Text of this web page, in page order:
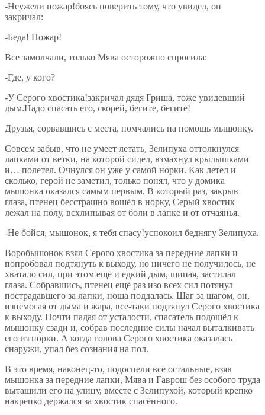
-Неужели пожар!боясь поверить тому, что увидел, он
закричал:
-Беда! Пожар!
Все замолчали, только Мява осторожно спросила:
-Где, у кого?
-У Серого хвостика!закричал дядя Гриша, тоже увидевший
дым.Надо спасать его, скорей, бегите, бегите!
Друзья, сорвавшись с места, помчались на помощь мышонку.
Совсем забыв, что не умеет летать, Зелипуха оттолкнулся
лапками от ветки, на которой сидел, взмахнул крылышками
и… полетел. Очнулся он уже у самой норки. Как летел и
сколько, герой не заметил, только понял, что у домика
мышонка оказался самым первым. В который раз, закрыв
глаза, птенец бесстрашно вошёл в норку, Серый хвостик
лежал на полу, всхлипывая от боли в лапке и от отчаянья.
-Не бойся, мышонок, я тебя спасу!успокоил беднягу Зелипуха.
Воробышонок взял Серого хвостика за передние лапки и
попробовал подтянуть к выходу, но ничего не получилось, не
хватало сил, при этом ещё и едкий дым, щипая, застилал
глаза. Собравшись, птенец ещё раз изо всех сил потянул
пострадавшего за лапки, ноша поддалась. Шаг за шагом, он,
изнемогая от дыма и жара, все-таки подтянул Серого хвостика
к выходу. Почти падая от усталости, спасатель подошёл к
мышонку сзади и, собрав последние силы начал выталкивать
его из норки. А когда голова Серого хвостика оказалась
снаружи, упал без сознания на пол.
В это время, наконец-то, подоспели все остальные, взяв
мышонка за передние лапки, Мява и Гаврош без особого труда
вытащили его на улицу, вместе с Зелипухой, который крепко
накрепко держался за хвостик спасённого.